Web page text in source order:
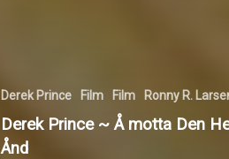
Derek Prince Film Film Ronny R.
Derek Prince ~ Å motta Den
Ånd